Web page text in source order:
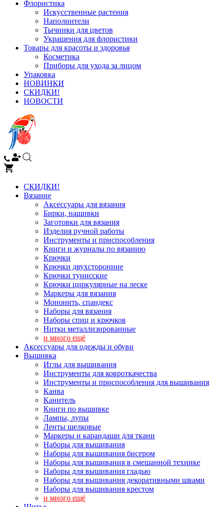
Флористика
Искусственные растения
Наполнители
Тычинки для цветов
Украшения для флористики
Товары для красоты и здоровья
Косметика
Приборы для ухода за лицом
Упаковка
НОВИНКИ
СКИДКИ!
НОВОСТИ
СКИДКИ!
Вязание
Аксессуары для вязания
Бирки, нашивки
Заготовки для вязания
Изделия ручной работы
Инструменты и приспособления
Книги и журналы по вязанию
Крючки
Крючки двухсторонние
Крючки тунисские
Крючки циркулярные на леске
Маркеры для вязания
Мононить, спандекс
Наборы для вязания
Наборы спиц и крючков
Нитки металлизированные
и много ещё
Аксессуары для одежды и обуви
Вышивка
Иглы для вышивания
Инструменты для ковроткачества
Инструменты и приспособления для вышивания
Канва
Канитель
Книги по вышивке
Лампы, лупы
Ленты шелковые
Маркеры и карандаши для ткани
Наборы для вышивания
Наборы для вышивания бисером
Наборы для вышивания в смешанной технике
Наборы для вышивания гладью
Наборы для вышивания декоративными швами
Наборы для вышивания крестом
и много ещё